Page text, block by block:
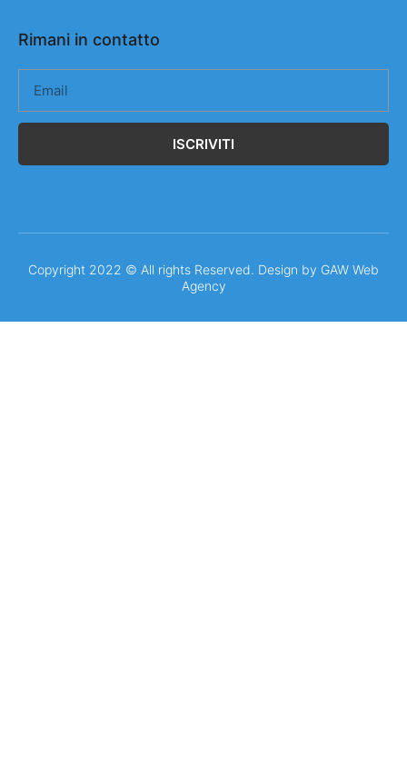
Rimani in contatto
ISCRIVITI
Copyright 2022 © All rights Reserved. Design by GAW Web
Agency